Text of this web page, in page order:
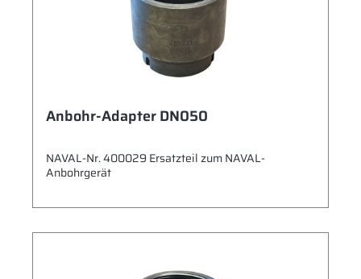
Anbohr-Adapter DN050
NAVAL-Nr. 400029 Ersatzteil zum NAVAL-
Anbohrgerät